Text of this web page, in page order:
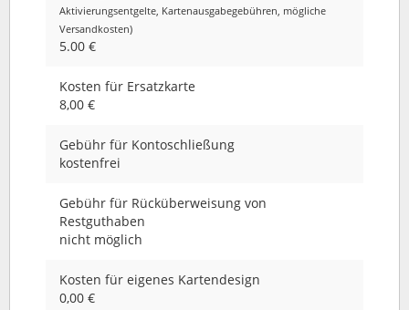
Aktivierungsentgelte, Kartenausgabegebühren, mögliche
Versandkosten)
5.00 €
Kosten für Ersatzkarte
8,00 €
Gebühr für Kontoschließung
kostenfrei
Gebühr für Rücküberweisung von
Restguthaben
nicht möglich
Kosten für eigenes Kartendesign
0,00 €